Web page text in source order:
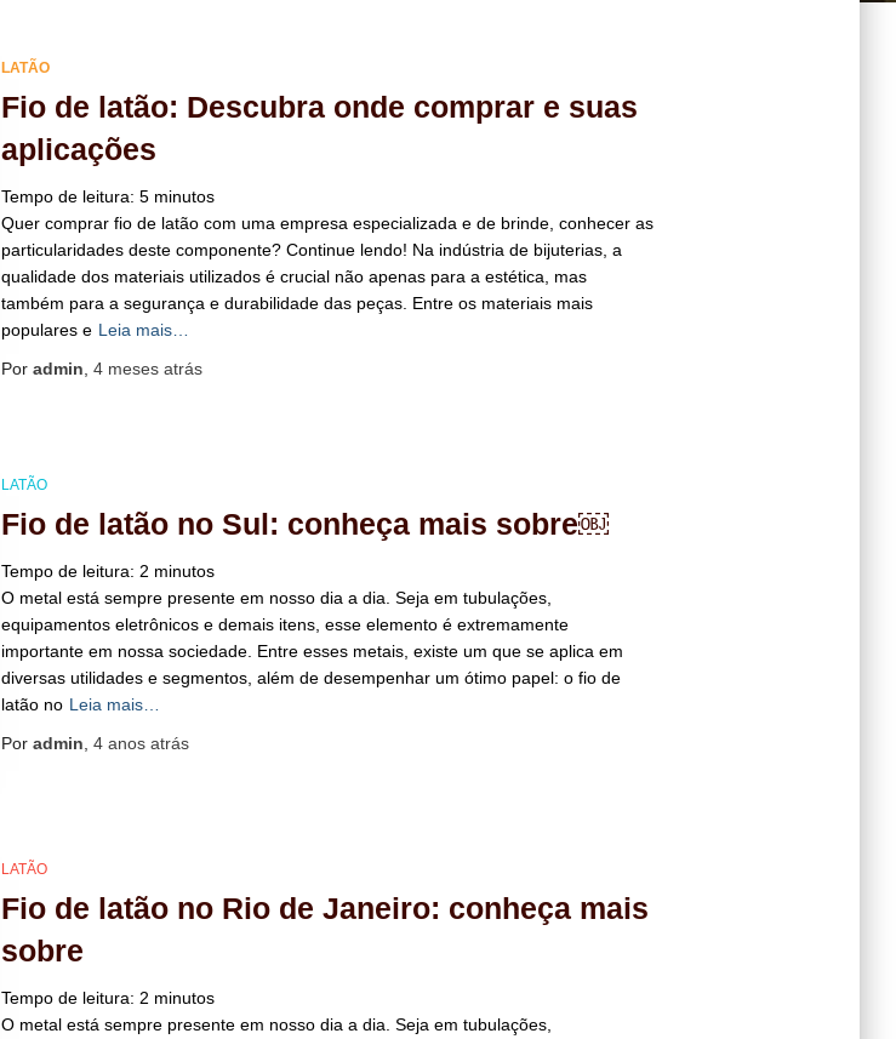
LATÃO
Fio de latão: Descubra onde comprar e suas
aplicações
Tempo de leitura: 5 minutos
Quer comprar fio de latão com uma empresa especializada e de brinde, conhecer as
particularidades deste componente? Continue lendo! Na indústria de bijuterias, a
qualidade dos materiais utilizados é crucial não apenas para a estética, mas
também para a segurança e durabilidade das peças. Entre os materiais mais
populares e Leia mais…
Por admin 4 mesesatrás
LATÃO
Fio de latão no Sul: conheça mais sobre￼
Tempo de leitura: 2 minutos
O metal está sempre presente em nosso dia a dia. Seja em tubulações,
equipamentos eletrônicos e demais itens, esse elemento é extremamente
importante em nossa sociedade. Entre esses metais, existe um que se aplica em
diversas utilidades e segmentos, além de desempenhar um ótimo papel: o fio de
latão no Leia mais…
Por admin 4 anosatrás
LATÃO
Fio de latão no Rio de Janeiro: conheça mais
sobre
Tempo de leitura: 2 minutos
O metal está sempre presente em nosso dia a dia. Seja em tubulações,